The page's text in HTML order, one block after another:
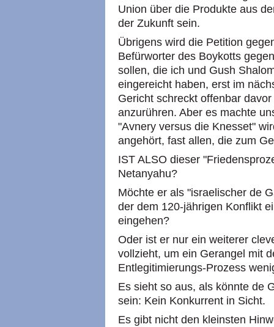
Union über die Produkte aus
der Zukunft sein.
Übrigens wird die Petition
Befürworter des Boykotts
sollen, die ich und Gush
eingereicht haben, erst im
Gericht schreckt offenbar
anzurühren. Aber es machte
"Avnery versus die Knesset"
angehört, fast allen, die zum
IST ALSO dieser
Netanyahu?
Möchte er als "israelischer de
der dem 120-jährigen Konflikt
eingehen?
Oder ist er nur ein weiterer
vollzieht, um ein Gerangel mit
Entlegitimierungs-Prozess
Es sieht so aus, als könnte de
sein: Kein Konkurrent in Sicht.
Es gibt nicht den kleinsten